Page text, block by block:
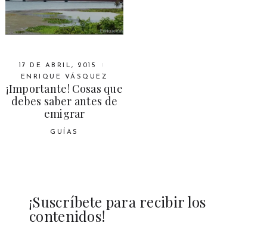
17 DE ABRIL, 2015
ENRIQUE VÁSQUEZ
¡Importante! Cosas que
debes saber antes de
emigrar
GUÍAS
¡Suscríbete para recibir los
contenidos!